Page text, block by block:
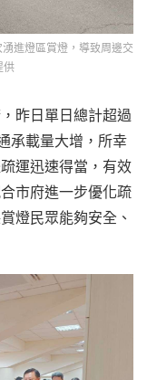
進燈區賞燈，導致周邊交
供
昨日單日總計超過
承載量大增，所幸
運迅速得當，有效
市府進一步優化疏
燈民眾能夠安全、